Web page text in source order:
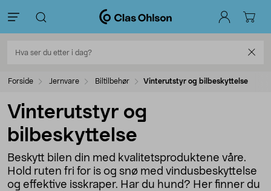
Forside Jernvare Biltilbehør Vinterutstyr og bilbeskyttelse
Vinterutstyr og
bilbeskyttelse
Beskytt bilen din med kvalitetsproduktene våre.
Hold ruten fri for is og snø med vindusbeskyttelse
og effektive isskraper. Har du hund? Her finner du